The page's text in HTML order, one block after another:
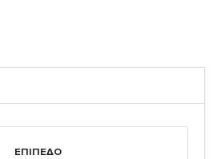
ΕΠΊΠΕΔΟ